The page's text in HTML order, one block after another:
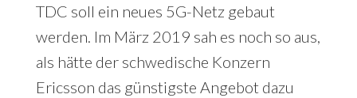
TDC soll ein neues 5G-Netz gebaut
werden. Im März 2019 sah es noch so aus,
als hätte der schwedische Konzern
Ericsson das günstigste Angebot dazu